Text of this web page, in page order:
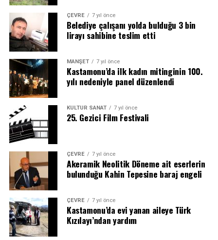
ÇEVRE 7 yıl önce
Belediye çalışanı yolda bulduğu 3 bin
lirayı sahibine teslim etti
MANŞET 7 yıl önce
Kastamonu’da ilk kadın mitinginin 100.
yılı nedeniyle panel düzenlendi
KÜLTÜR SANAT 7 yıl önce
25. Gezici Film Festivali
ÇEVRE 7 yıl önce
Akeramik Neolitik Döneme ait eserlerin
bulunduğu Kahin Tepesine baraj engeli
ÇEVRE 7 yıl önce
Kastamonu’da evi yanan aileye Türk
Kızılayı’ndan yardım